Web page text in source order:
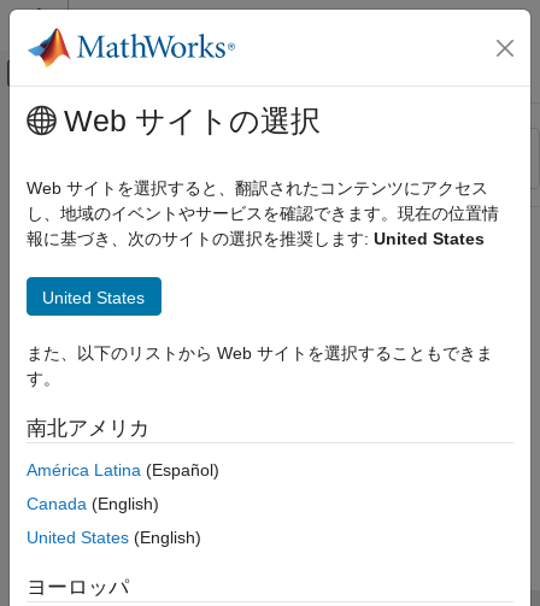
コンテンツへスキップ
オフキャンバス ナビゲーション メ
リソース
ステータス
メインコンテンツ
Web サイトの選択
Web サイトを選択すると、翻訳されたコンテンツにアクセス
し、地域のイベントやサービスを確認できます。現在の位置情
報に基づき、次のサイトの選択を推奨します: United States
United States
また、以下のリストから Web サイトを選択することもできま
す。
南北アメリカ
América Latina (Español)
Canada (English)
United States (English)
ヨーロッパ